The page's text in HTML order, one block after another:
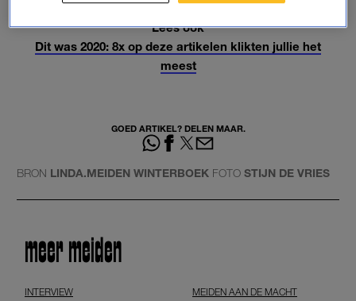
Lees ook
Dit was 2020: 8x op deze artikelen klikten jullie het
meest
GOED ARTIKEL? DELEN MAAR.
BRON LINDA.MEIDEN WINTERBOEK FOTO STIJN DE VRIES
meer meiden
INTERVIEW MEIDEN AAN DE MACHT